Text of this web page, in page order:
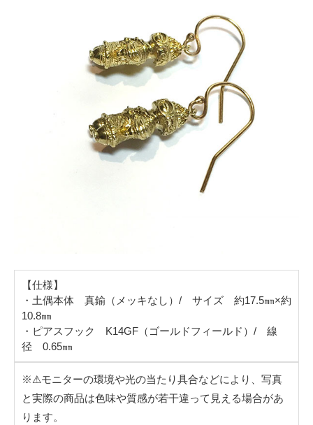
【仕様】
・土偶本体 真鍮（メッキなし）/ サイズ 約17.5㎜×約
10.8㎜
・ピアスフック K14GF（ゴールドフィールド）/ 線
径 0.65㎜
※⚠︎モニターの環境や光の当たり具合などにより、写真
と実際の商品は色味や質感が若干違って見える場合があ
ります。